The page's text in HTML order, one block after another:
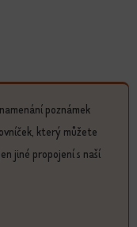
poznámek
který můžete
jiné propojení s naší